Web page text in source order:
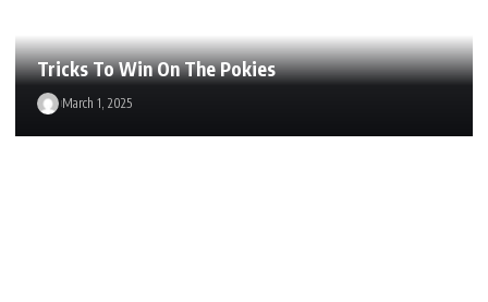
Tricks To Win On The Pokies
March 1, 2025